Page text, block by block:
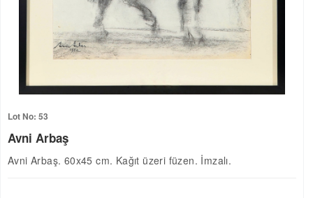
Lot No: 53
Avni Arbaş
Avni Arbaş. 60x45 cm. Kağıt üzeri füzen. İmzalı.